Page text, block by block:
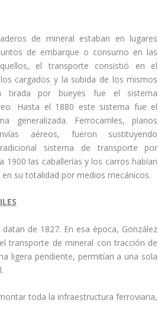
de mineral estaban en lugares
de embarque o consumo en las
el transporte consistió en el
cargados y la subida de los mismos
tirada por bueyes fue el sistema
Hasta el 1880 este sistema fue el
generalizada. Ferrocarriles, planos
aéreos, fueron sustituyendo
sistema de transporte por
1900 las caballerí­as y los carros habí­an
su totalidad por medios mecánicos.
de 1827. En esa época, González
transporte de mineral con tracción de
ligera pendiente, permití­an a una sola
toda la infraestructura ferroviaria,